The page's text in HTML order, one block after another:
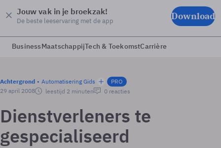
Jouw vak in je broekzak!
De beste leeservaring met de app Download
BusinessMaatschappijTech & ToekomstCarrière
Achtergrond Automatisering Gids
PRO
29 april 2008
leestijd 2 minuten 0 reacties
Dienstverleners te
gespecialiseerd